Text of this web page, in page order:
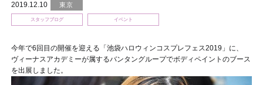
2019.12.10 東京
スタッフブログ イベント
今年で6回目の開催を迎える「池袋ハロウィンコスプレフェス2019」に、
ヴィーナスアカデミーが属するバンタングループでボディペイントのブース
を出展しました。